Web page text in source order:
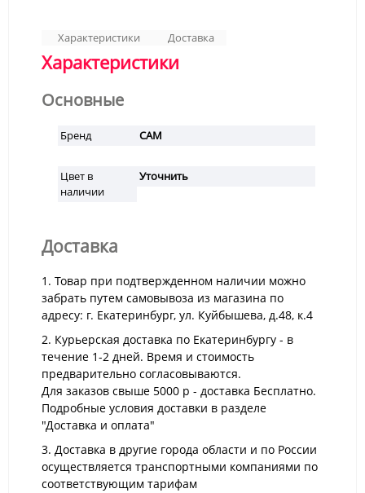
Характеристики Доставка
Характеристики
Основные
Бренд CAM
Цвет в
наличии
Уточнить
Доставка
1. Товар при подтвержденном наличии можно
забрать путем самовывоза из магазина по
адресу: г. Екатеринбург, ул. Куйбышева, д.48, к.4
2. Курьерская доставка по Екатеринбургу - в
течение 1-2 дней. Время и стоимость
предварительно согласовываются.
Для заказов свыше 5000 р - доставка Бесплатно.
Подробные условия доставки в разделе
"Доставка и оплата"
3. Доставка в другие города области и по России
осуществляется транспортными компаниями по
соответствующим тарифам